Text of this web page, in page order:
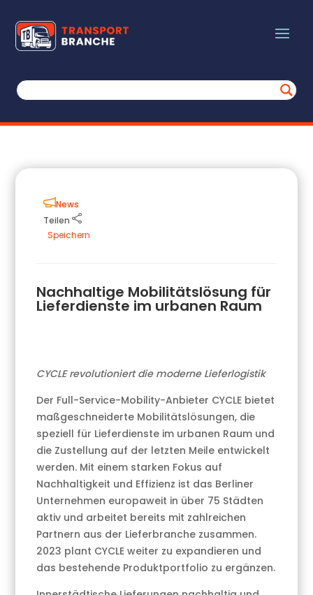
News
Teilen
Speichern
Nachhaltige Mobilitätslösung für
Lieferdienste im urbanen Raum
CYCLE revolutioniert die moderne Lieferlogistik
Der Full-Service-Mobility-Anbieter CYCLE bietet
maßgeschneiderte Mobilitätslösungen, die
speziell für Lieferdienste im urbanen Raum und
die Zustellung auf der letzten Meile entwickelt
werden. Mit einem starken Fokus auf
Nachhaltigkeit und Effizienz ist das Berliner
Unternehmen europaweit in über 75 Städten
aktiv und arbeitet bereits mit zahlreichen
Partnern aus der Lieferbranche zusammen.
2023 plant CYCLE weiter zu expandieren und
das bestehende Produktportfolio zu ergänzen.